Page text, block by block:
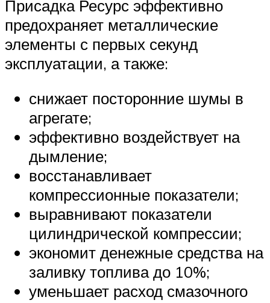
Присадка Ресурс эффективно
предохраняет металлические
элементы с первых секунд
эксплуатации, а также:
снижает посторонние шумы в
агрегате;
эффективно воздействует на
дымление;
восстанавливает
компрессионные показатели;
выравнивают показатели
цилиндрической компрессии;
экономит денежные средства на
заливку топлива до 10%;
уменьшает расход смазочного